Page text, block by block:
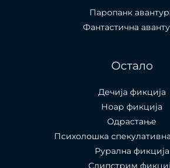
Паропанк
Фантастична
Остало
Дечија фикција
Ноар фикција
Одрастање
Психолошка
Рурална фикција
Слипстрим